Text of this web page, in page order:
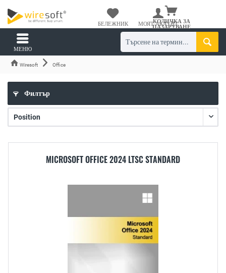
КОЛИЧКА ЗА
ПАЗАРУВАНЕ
БЕЛЕЖНИК МОЯТ АКАУНТ
МЕНЮ
Wiresoft Office
Филтър
MICROSOFT OFFICE 2024 LTSC STANDARD